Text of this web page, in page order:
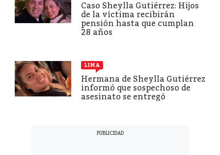
Caso Sheylla Gutiérrez: Hijos
de la víctima recibirán
pensión hasta que cumplan
28 años
LIMA
Hermana de Sheylla Gutiérrez
informó que sospechoso de
asesinato se entregó